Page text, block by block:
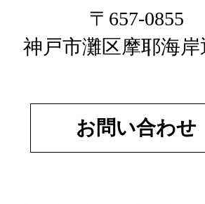
〒657-0855
神戸市灘区摩耶海岸
お問い合わせ